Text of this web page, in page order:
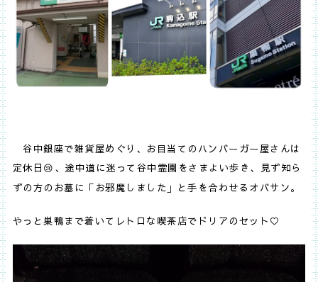
谷中銀座で雑貨屋めぐり、お目当てのハンバーガー屋さんは
定休日 😢 、途中道に迷って谷中霊園をさまよい歩き、見ず知ら
ずの方のお墓に「お邪魔しました」と手を合わせるオバサン。
やっと巣鴨まで着いてレトロな喫茶店でドリアのセット♡